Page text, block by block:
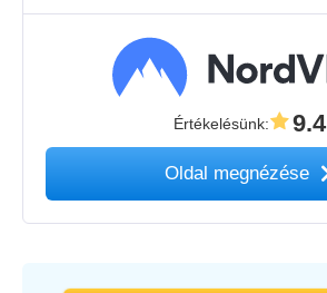
Értékelésünk: 9.4
Oldal megnézése